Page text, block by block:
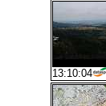
13:10:04